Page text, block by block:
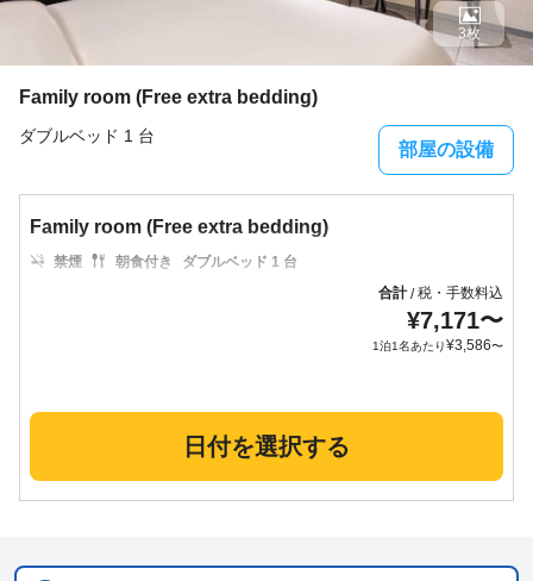
Family room (Free extra bedding)
ダブルベッド 1 台
部屋の設備
3枚
Family room (Free extra bedding)
禁煙 朝食付き
ダブルベッド 1 台
合計/税・手数料込
¥7,171〜
1泊1名あたり¥3,586〜
日付を選択する